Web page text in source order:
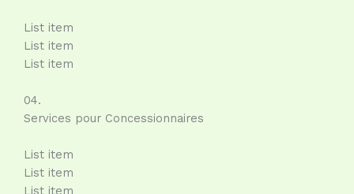
List item
List item
List item
04.
Services pour Concessionnaires
List item
List item
List item